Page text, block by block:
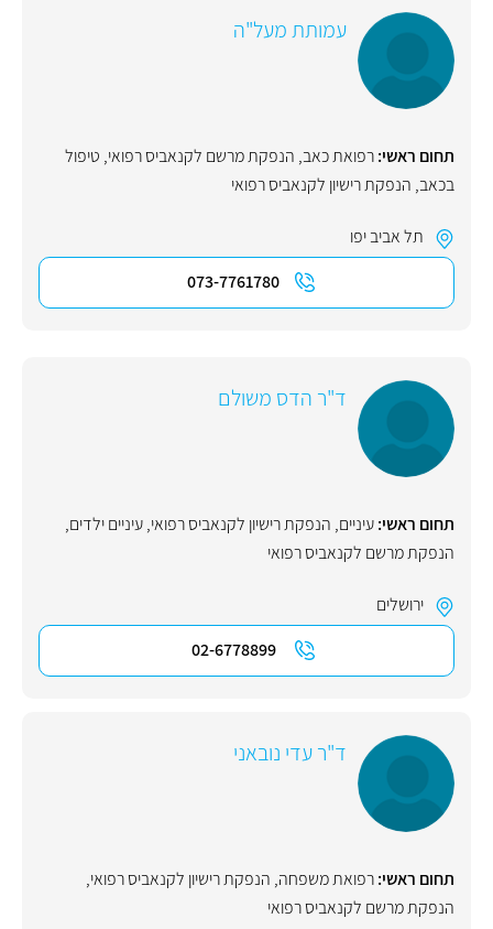
עמותת מעל"ה
תחום ראשי:רפואת כאב, הנפקת מרשם לקנאביס רפואי, טיפול
בכאב, הנפקת רישיון לקנאביס רפואי
תל אביב יפו
073-7761780
ד"ר הדס משולם
תחום ראשי:עיניים, הנפקת רישיון לקנאביס רפואי,עיניים ילדים,
הנפקת מרשם לקנאביס רפואי
ירושלים
02-6778899
ד"ר עדי נובאני
תחום ראשי:רפואת משפחה, הנפקת רישיון לקנאביס רפואי,
הנפקת מרשם לקנאביס רפואי